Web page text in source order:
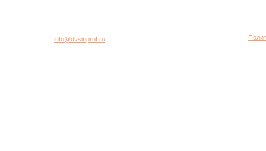
info@dvsinprof.ru